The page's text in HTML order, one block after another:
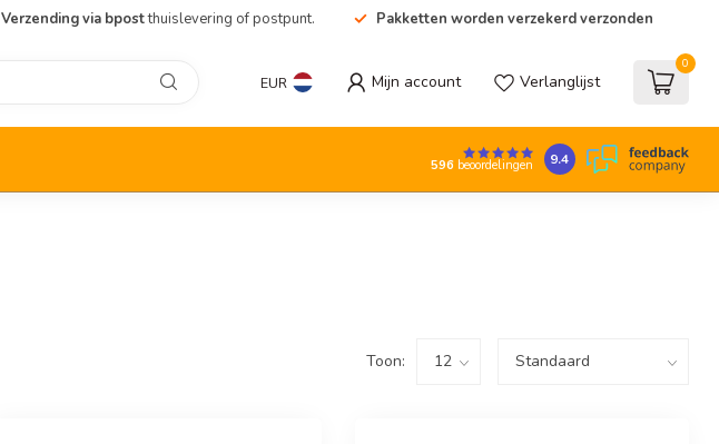
Verzending via bpostthuislevering of postpunt. Pakketten worden verzekerd verzonden
EUR Mijn account Verlanglijst
0
596beoordelingen 9.4
Toon: